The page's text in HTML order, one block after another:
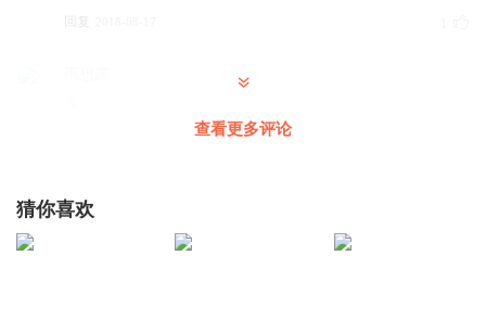
回复
查看更多评论
猜你喜欢